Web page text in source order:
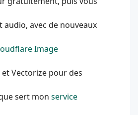
avec de nouveaux
Image
et Vectorize pour des
sert mon service